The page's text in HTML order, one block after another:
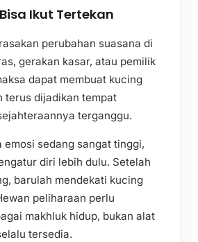
Ikut Tertekan
perubahan suasana di
gerakan kasar, atau pemilik
dapat membuat kucing
terus dijadikan tempat
terganggu.
emosi sedang sangat tinggi,
diri lebih dulu. Setelah
barulah mendekati kucing
peliharaan perlu
makhluk hidup, bukan alat
tersedia.